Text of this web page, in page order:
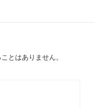
とはありません。